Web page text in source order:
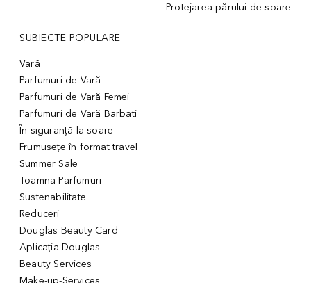
Protejarea părului de soare
SUBIECTE POPULARE
Vară
Parfumuri de Vară
Parfumuri de Vară Femei
Parfumuri de Vară Barbati
În siguranță la soare
Frumusețe în format travel
Summer Sale
Toamna Parfumuri
Sustenabilitate
Reduceri
Douglas Beauty Card
Aplicația Douglas
Beauty Services
Make-up-Services